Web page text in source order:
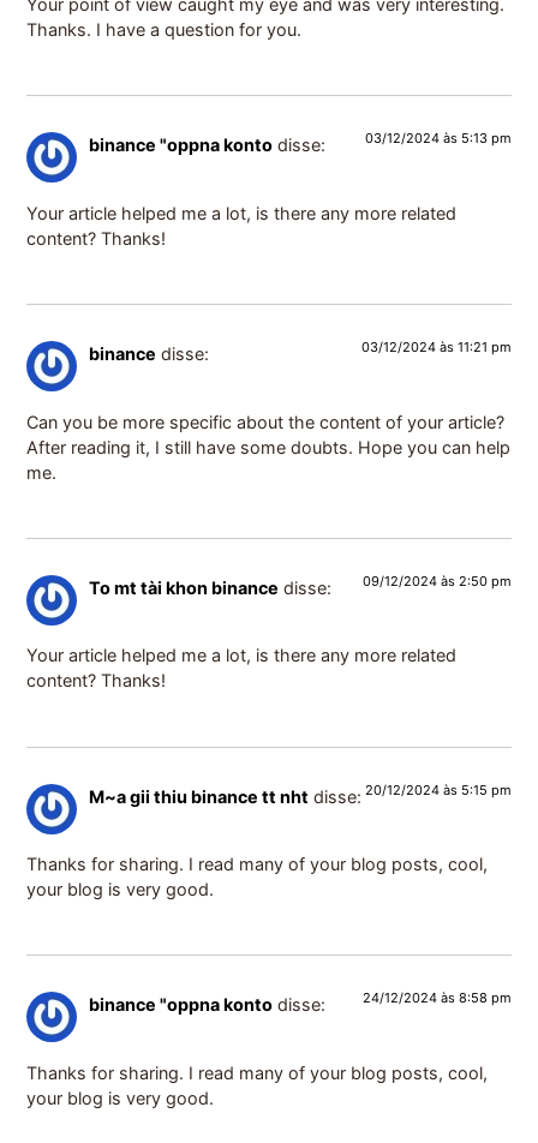
Your point of view caught my eye and was very interesting.
Thanks. I have a question for you.
binance "oppna konto disse: 03/12/2024 às 5:13 pm
Your article helped me a lot, is there any more related
content? Thanks!
binance disse: 03/12/2024 às 11:21 pm
Can you be more specific about the content of your article?
After reading it, I still have some doubts. Hope you can help
me.
To mt tài khon binance disse: 09/12/2024 às 2:50 pm
Your article helped me a lot, is there any more related
content? Thanks!
M~a gii thiu binance tt nht disse: 20/12/2024 às 5:15 pm
Thanks for sharing. I read many of your blog posts, cool,
your blog is very good.
binance "oppna konto disse: 24/12/2024 às 8:58 pm
Thanks for sharing. I read many of your blog posts, cool,
your blog is very good.